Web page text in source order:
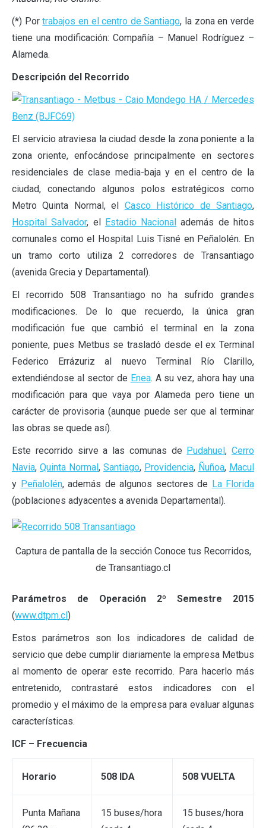
(*) Portrabajos en el centro de Santiago, la zona en verde
tiene una modificación: Compañía – Manuel Rodríguez –
Alameda.
Descripción del Recorrido
El servicio atraviesa la ciudad desde la zona poniente a la
zona oriente, enfocándose principalmente en sectores
residenciales de clase media-baja y en el centro de la
ciudad, conectando algunos polos estratégicos como
Metro Quinta Normal, el Casco Histórico de Santiago,
Hospital Salvador, el Estadio Nacional además de hitos
comunales como el Hospital Luis Tisné en Peñalolén. En
un tramo corto utiliza 2 corredores de Transantiago
(avenida Grecia y Departamental).
El recorrido 508 Transantiago no ha sufrido grandes
modificaciones. De lo que recuerdo, la única gran
modificación fue que cambió el terminal en la zona
poniente, pues Metbus se trasladó desde el ex Terminal
Federico Errázuriz al nuevo Terminal Río Clarillo,
extendiéndose al sector de Enea. A su vez, ahora hay una
modificación para que vaya por Alameda pero tiene un
carácter de provisoria (aunque puede ser que al terminar
las obras se quede así).
Este recorrido sirve a las comunas de Pudahuel, Cerro
Navia, Quinta Normal, Santiago, Providencia, Ñuñoa, Macul
y Peñalolén, además de algunos sectores de La Florida
(poblaciones adyacentes a avenida Departamental).
Captura de pantalla de la sección Conoce tus Recorridos,
de Transantiago.cl
Parámetros de Operación 2º Semestre 2015
(www.dtpm.cl)
Estos parámetros son los indicadores de calidad de
servicio que debe cumplir diariamente la empresa Metbus
al momento de operar este recorrido. Para hacerlo más
entretenido, contrastaré estos indicadores con el
promedio y el máximo de la empresa para evaluar algunas
características.
ICF – Frecuencia
Horario 508 IDA 508 VUELTA
Punta Mañana
15 buses/hora
15 buses/hora